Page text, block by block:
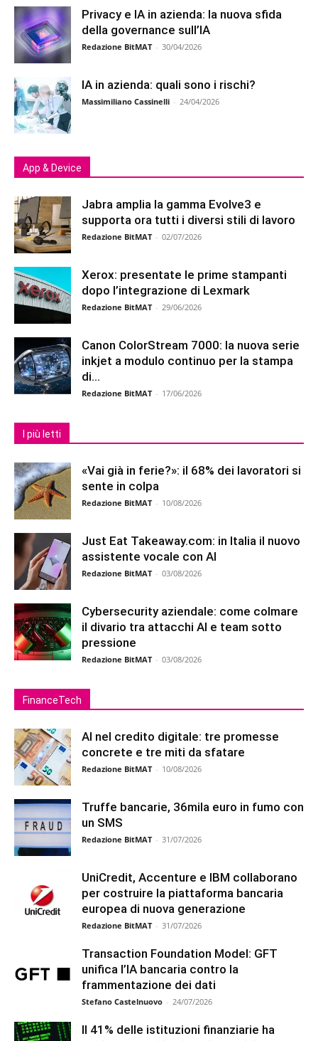
Privacy e IA in azienda: la nuova sfida
della governance sull’IA
Redazione BitMAT - 30/04/2026
IA in azienda: quali sono i rischi?
Massimiliano Cassinelli - 24/04/2026
App & Device
Jabra amplia la gamma Evolve3 e
supporta ora tutti i diversi stili di lavoro
Redazione BitMAT - 02/07/2026
Xerox: presentate le prime stampanti
dopo l’integrazione di Lexmark
Redazione BitMAT - 29/06/2026
Canon ColorStream 7000: la nuova serie
inkjet a modulo continuo per la stampa
di...
Redazione BitMAT - 17/06/2026
I più letti
«Vai già in ferie?»: il 68% dei lavoratori si
sente in colpa
Redazione BitMAT - 10/08/2026
Just Eat Takeaway.com: in Italia il nuovo
assistente vocale con AI
Redazione BitMAT - 03/08/2026
Cybersecurity aziendale: come colmare
il divario tra attacchi AI e team sotto
pressione
Redazione BitMAT - 03/08/2026
FinanceTech
AI nel credito digitale: tre promesse
concrete e tre miti da sfatare
Redazione BitMAT - 10/08/2026
Truffe bancarie, 36mila euro in fumo con
un SMS
Redazione BitMAT - 31/07/2026
UniCredit, Accenture e IBM collaborano
per costruire la piattaforma bancaria
europea di nuova generazione
Redazione BitMAT - 31/07/2026
Transaction Foundation Model: GFT
unifica l’IA bancaria contro la
frammentazione dei dati
Stefano Castelnuovo - 24/07/2026
Il 41% delle istituzioni finanziarie ha